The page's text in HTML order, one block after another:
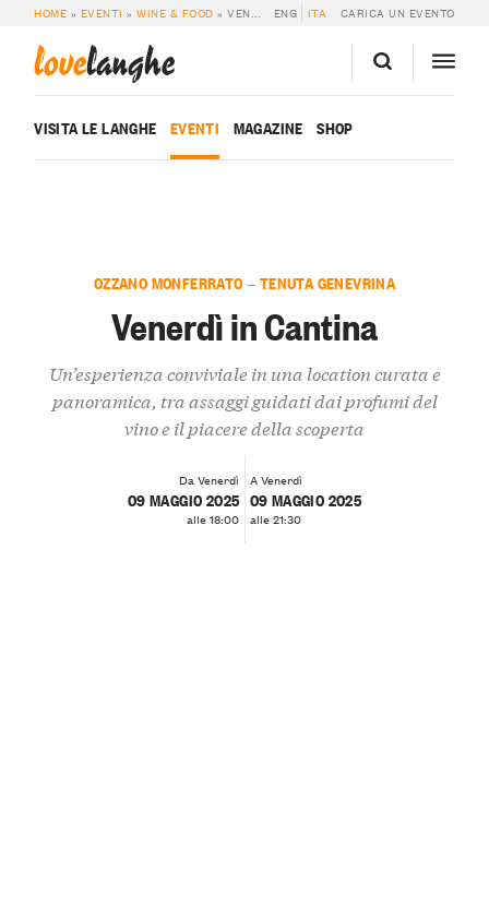
HOME » EVENTI »WINE & FOOD »VENERDÌ IN CANTINA ENG ITA CARICA UN EVENTO
lovelanghe
VISITA LE LANGHE EVENTI MAGAZINE SHOP
OZZANO MONFERRATO — TENUTA GENEVRINA
Venerdì in Cantina
Un’esperienza conviviale in una location curata e
panoramica, tra assaggi guidati dai profumi del
vino e il piacere della scoperta
Da Venerdì
09 MAGGIO 2025
alle 18:00
A Venerdì
09 MAGGIO 2025
alle 21:30